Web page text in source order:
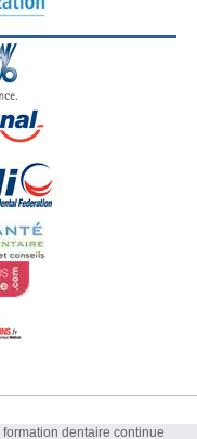
dentaire continue